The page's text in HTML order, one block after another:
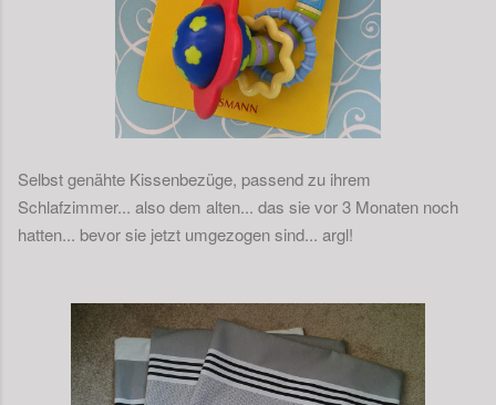
Selbst genähte Kissenbezüge, passend zu ihrem
Schlafzimmer... also dem alten... das sie vor 3 Monaten noch
hatten... bevor sie jetzt umgezogen sind... argl!